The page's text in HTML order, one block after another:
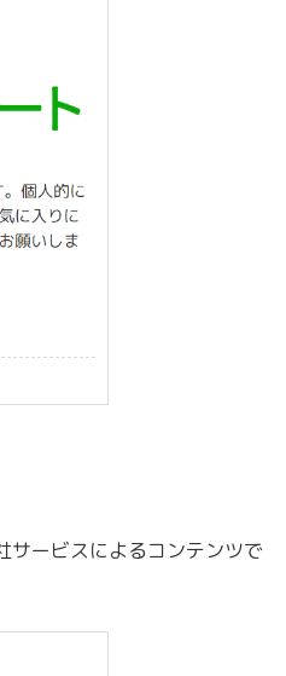
サービスによるコンテンツで